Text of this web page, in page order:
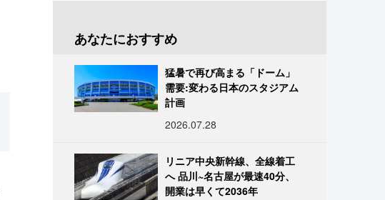
あなたにおすすめ
猛暑で再び高まる「ドーム」
需要:変わる日本のスタジアム
計画
2026.07.28
リニア中央新幹線、全線着工
へ 品川~名古屋が最速40分、
開業は早くて2036年